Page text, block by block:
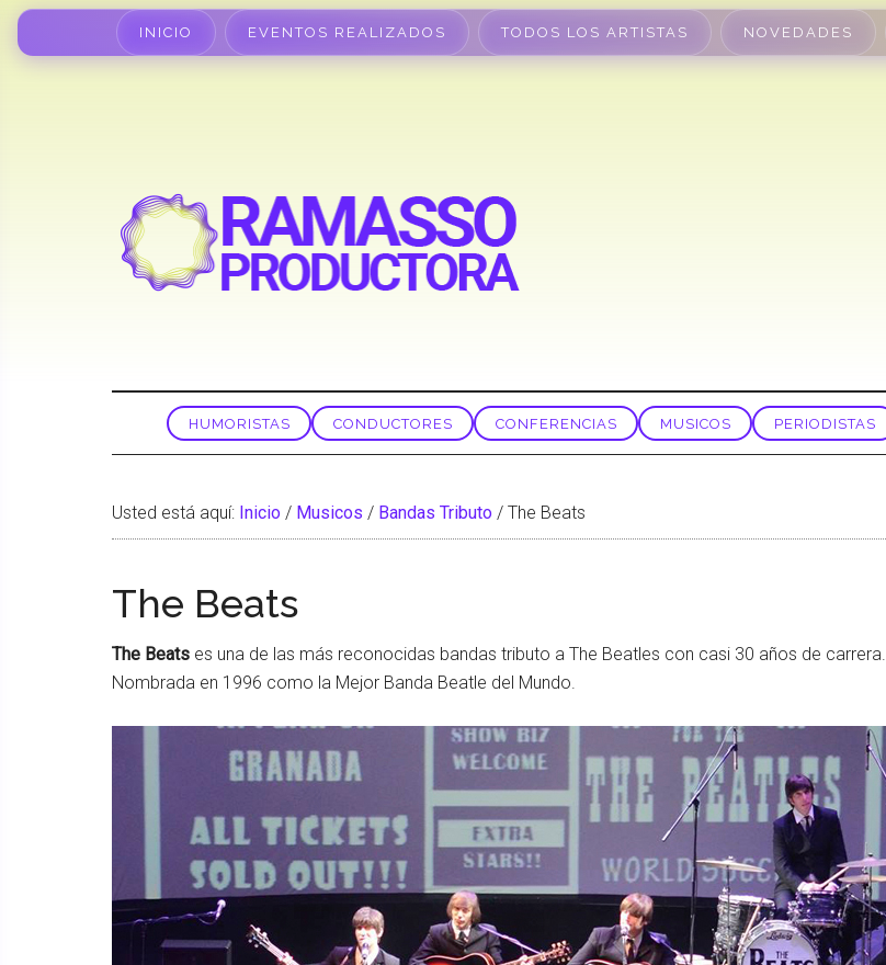
INICIO EVENTOS REALIZADOS TODOS LOS ARTISTAS NOVEDADES
HUMORISTAS CONDUCTORES CONFERENCIAS MUSICOS PERIODISTAS
Usted está aquí: Inicio / Musicos / Bandas Tributo / The Beats
The Beats
The Beats es una de las más reconocidas bandas tributo a The Beatles con casi 30 años de carrera.
Nombrada en 1996 como la Mejor Banda Beatle del Mundo.